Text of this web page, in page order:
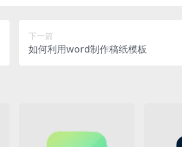
下一篇
如何利用word制作稿纸模板